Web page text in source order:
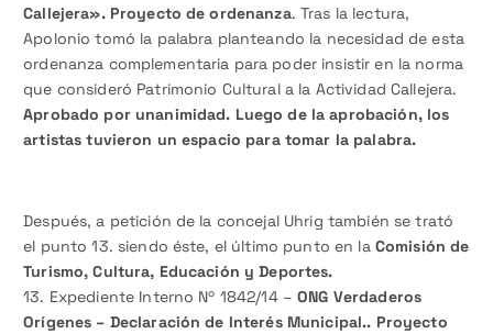
Callejera». Proyecto de ordenanza. Tras la lectura,
Apolonio tomó la palabra planteando la necesidad de esta
ordenanza complementaria para poder insistir en la norma
que consideró Patrimonio Cultural a la Actividad Callejera.
Aprobado por unanimidad. Luego de la aprobación, los
artistas tuvieron un espacio para tomar la palabra.
Después, a petición de la concejal Uhrig también se trató
el punto 13. siendo éste, el último punto en la Comisión de
Turismo, Cultura, Educación y Deportes.
13. Expediente Interno Nº 1842/14 –ONG Verdaderos
Orígenes – Declaración de Interés Municipal.. Proyecto